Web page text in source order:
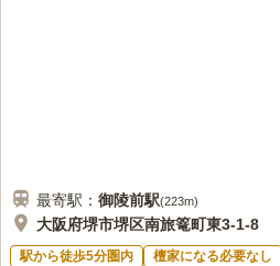
最寄駅： 御陵前駅(223m)
大阪府堺市堺区南旅篭町東3-1-8
駅から徒歩5分圏内 檀家になる必要なし